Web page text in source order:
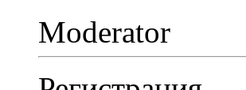
Moderator